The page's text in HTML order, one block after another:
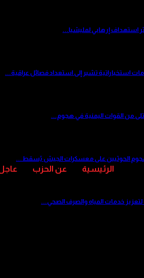
الرئيسية عن الحزب
تشير إلى استعداد فصائل عراقية...
من القوات اليمنية في هجوم...
هجوم الحوثيين على معسكرات الجيش يُسقط...
خدمات المياه والصرف الصحي...
شديد الحرارة في